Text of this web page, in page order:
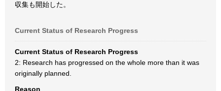
収集も開始した。
Current Status of Research Progress
Current Status of Research Progress
2: Research has progressed on the whole more than it was
originally planned.
Reason